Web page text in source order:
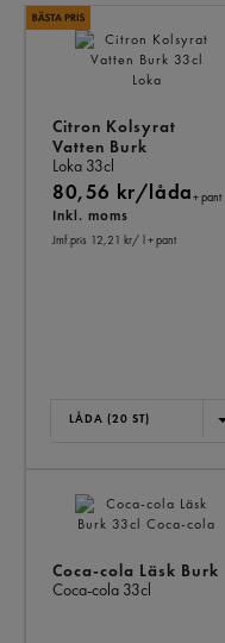
Citron Kolsyrat
Vatten Burk
Loka 33cl
80,56 kr/låda+ pant
Inkl. moms
Jmf.pris 12,21 kr/ l+ pant
LÅDA (20 ST)
Coca-cola Läsk Burk
Coca-cola 33cl